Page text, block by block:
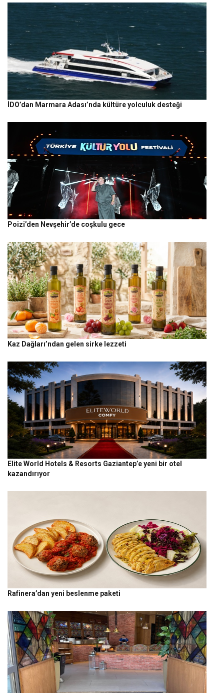
İDO’dan Marmara Adası’nda kültüre yolculuk desteği
Poizi’den Nevşehir’de coşkulu gece
Kaz Dağları’ndan gelen sirke lezzeti
Elite World Hotels & Resorts Gaziantep’e yeni bir otel
kazandırıyor
Rafinera’dan yeni beslenme paketi